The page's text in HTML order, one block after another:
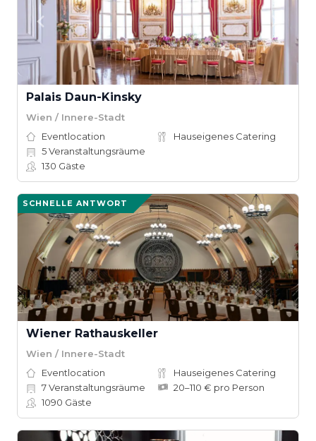
Palais Daun-Kinsky
Wien / Innere-Stadt
Eventlocation
Hauseigenes Catering
5Veranstaltungsräume
130 Gäste
SCHNELLE ANTWORT
Wiener Rathauskeller
Wien / Innere-Stadt
Eventlocation
Hauseigenes Catering
7Veranstaltungsräume
20–110 € pro Person
1090 Gäste